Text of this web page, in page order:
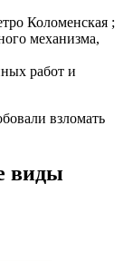
Коломенская ;
механизма,
работ и
взломать
виды